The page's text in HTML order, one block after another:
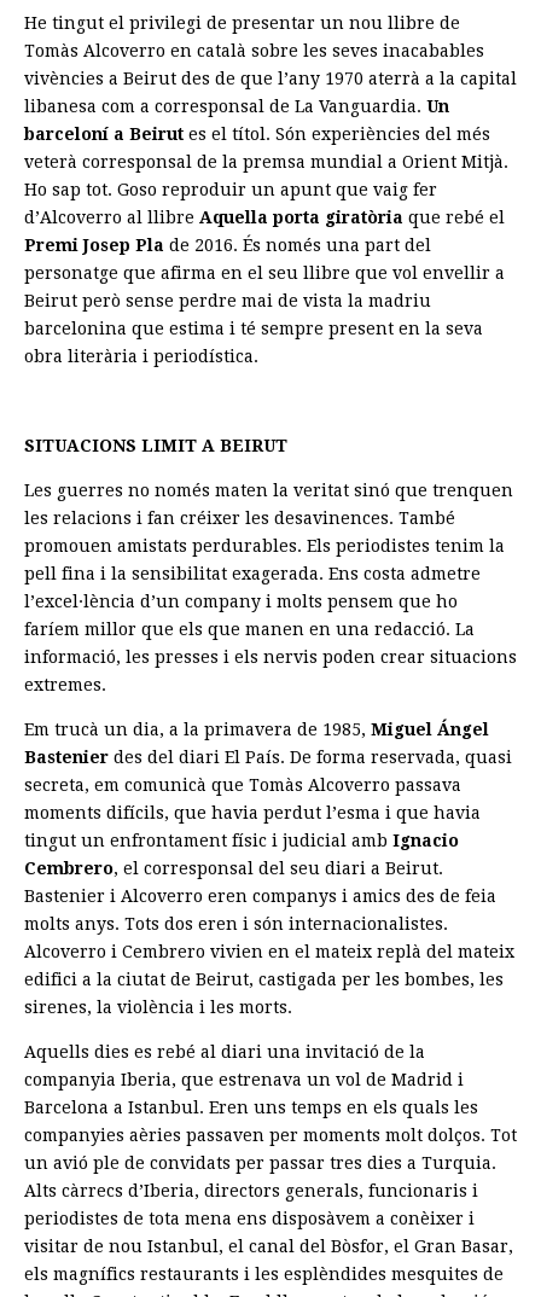
He tingut el privilegi de presentar un nou llibre de
Tomàs Alcoverro en català sobre les seves inacabables
vivències a Beirut des de que l’any 1970 aterrà a la capital
libanesa com a corresponsal de La Vanguardia. Un
barceloní a Beirut es el títol. Són experiències del més
veterà corresponsal de la premsa mundial a Orient Mitjà.
Ho sap tot. Goso reproduir un apunt que vaig fer
d’Alcoverro al llibre Aquella porta giratòria que rebé el
Premi Josep Pla de 2016. És només una part del
personatge que afirma en el seu llibre que vol envellir a
Beirut però sense perdre mai de vista la madriu
barcelonina que estima i té sempre present en la seva
obra literària i periodística.
SITUACIONS LIMIT A BEIRUT
Les guerres no només maten la veritat sinó que trenquen
les relacions i fan créixer les desavinences. També
promouen amistats perdurables. Els periodistes tenim la
pell fina i la sensibilitat exagerada. Ens costa admetre
l’excel·lència d’un company i molts pensem que ho
faríem millor que els que manen en una redacció. La
informació, les presses i els nervis poden crear situacions
extremes.
Em trucà un dia, a la primavera de 1985, Miguel Ángel
Bastenier des del diari El País. De forma reservada, quasi
secreta, em comunicà que Tomàs Alcoverro passava
moments difícils, que havia perdut l’esma i que havia
tingut un enfrontament físic i judicial amb Ignacio
Cembrero, el corresponsal del seu diari a Beirut.
Bastenier i Alcoverro eren companys i amics des de feia
molts anys. Tots dos eren i són internacionalistes.
Alcoverro i Cembrero vivien en el mateix replà del mateix
edifici a la ciutat de Beirut, castigada per les bombes, les
sirenes, la violència i les morts.
Aquells dies es rebé al diari una invitació de la
companyia Iberia, que estrenava un vol de Madrid i
Barcelona a Istanbul. Eren uns temps en els quals les
companyies aèries passaven per moments molt dolços. Tot
un avió ple de convidats per passar tres dies a Turquia.
Alts càrrecs d’Iberia, directors generals, funcionaris i
periodistes de tota mena ens disposàvem a conèixer i
visitar de nou Istanbul, el canal del Bòsfor, el Gran Basar,
els magnífics restaurants i les esplèndides mesquites de